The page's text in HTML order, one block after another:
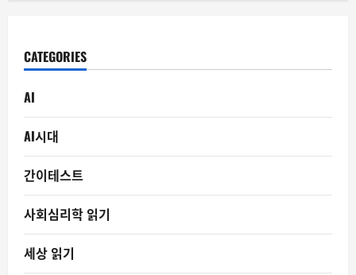
CATEGORIES
AI
AI시대
간이테스트
사회심리학 읽기
세상 읽기